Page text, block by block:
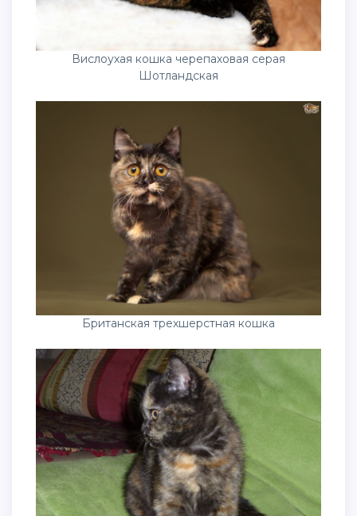
Вислоухая кошка черепаховая серая
Шотландская
Британская трехшерстная кошка